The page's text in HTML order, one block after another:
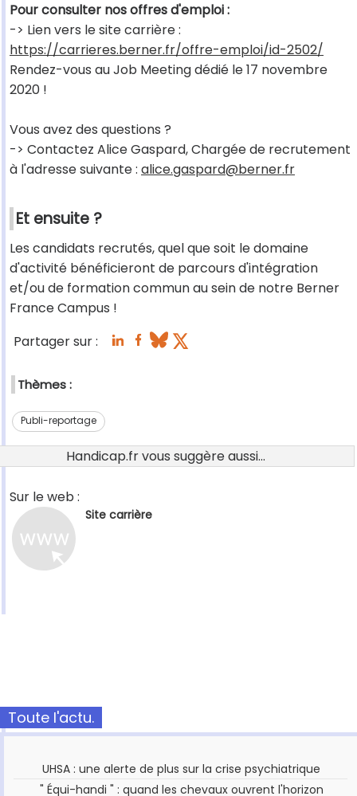
Pour consulter nos offres d'emploi :
-> Lien vers le site carrière :
https://carrieres.berner.fr/offre-emploi/id-2502/
Rendez-vous au Job Meeting dédié le 17 novembre
2020 !
Vous avez des questions ?
-> Contactez Alice Gaspard, Chargée de recrutement
à l'adresse suivante : alice.gaspard@berner.fr
Et ensuite ?
Les candidats recrutés, quel que soit le domaine
d'activité bénéficieront de parcours d'intégration
et/ou de formation commun au sein de notre Berner
France Campus !
Partager sur :
Thèmes :
Publi-reportage
Handicap.fr vous suggère aussi...
Sur le web :
Site carrière
Toute l'actu.
UHSA : une alerte de plus sur la crise psychiatrique
" Équi-handi " : quand les chevaux ouvrent l'horizon